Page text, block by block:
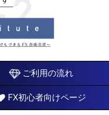
ご利用の流れ
FX初心者向けページ